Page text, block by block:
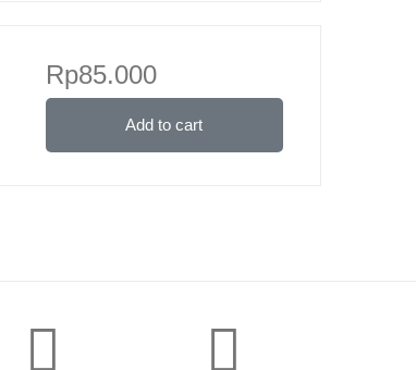
Rp85.000
Add to cart